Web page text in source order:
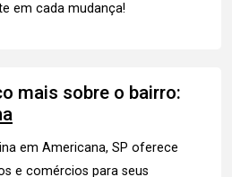
em cada mudança!
mais sobre o bairro:
em Americana, SP oferece
e comércios para seus